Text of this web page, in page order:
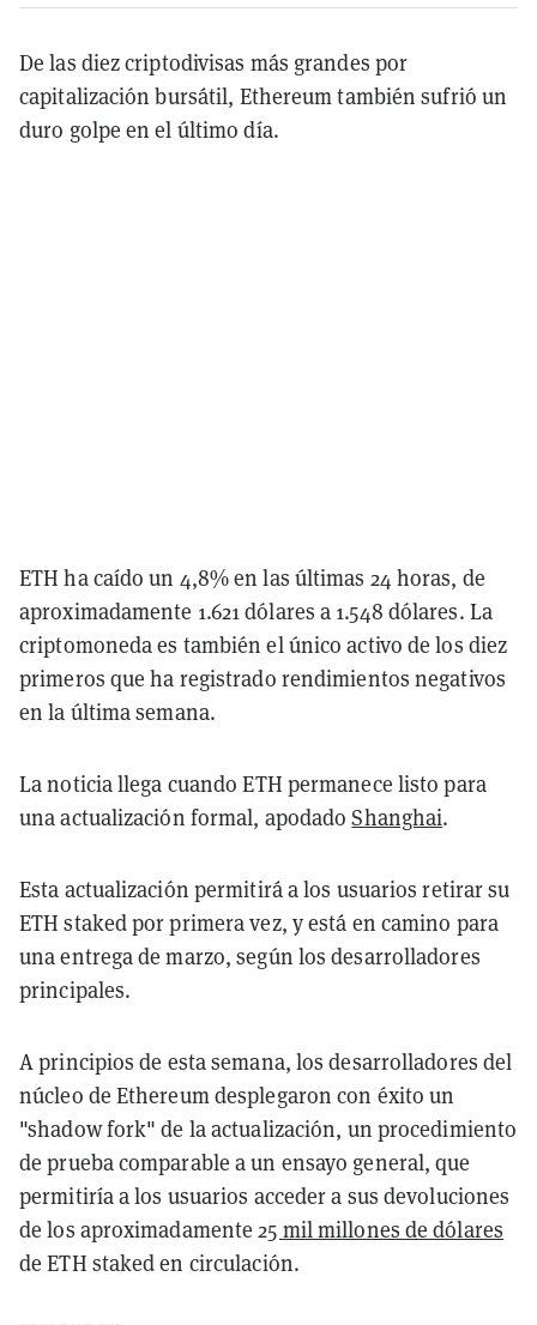
De las diez criptodivisas más grandes por
capitalización bursátil, Ethereum también sufrió un
duro golpe en el último día.
ETH ha caído un 4,8% en las últimas 24 horas, de
aproximadamente 1.621 dólares a 1.548 dólares. La
criptomoneda es también el único activo de los diez
primeros que ha registrado rendimientos negativos
en la última semana.
La noticia llega cuando ETH permanece listo para
una actualización formal, apodadoShanghai.
Esta actualización permitirá a los usuarios retirar su
ETH staked por primera vez, y está en camino para
una entrega de marzo, según los desarrolladores
principales.
A principios de esta semana, los desarrolladores del
núcleo de Ethereum desplegaron con éxito un
"shadow fork" de la actualización, un procedimiento
de prueba comparable a un ensayo general, que
permitiría a los usuarios acceder a sus devoluciones
de los aproximadamente 25 mil millones de dólares
de ETH staked en circulación.